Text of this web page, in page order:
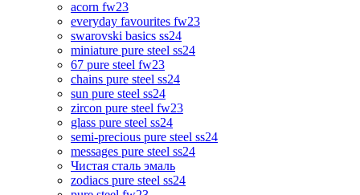
acorn fw23
everyday favourites fw23
swarovski basics ss24
miniature pure steel ss24
67 pure steel fw23
chains pure steel ss24
sun pure steel ss24
zircon pure steel fw23
glass pure steel ss24
semi-precious pure steel ss24
messages pure steel ss24
Чистая сталь эмаль
zodiacs pure steel ss24